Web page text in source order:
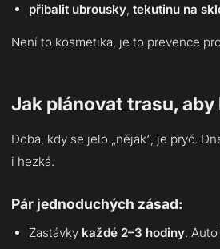
přibalit ubrousky,tekutinu na
Není to kosmetika, je to prevence
Jak plánovat trasu,
Doba, kdy se jelo „nějak“, je pryč.
i hezká.
Pár jednoduchých zásad:
Zastávky každé 2–3 hodiny.